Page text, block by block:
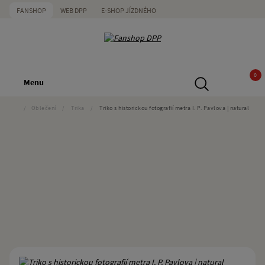
FANSHOP WEB DPP E-SHOP JÍZDNÉHO
Menu
0
Oblečení Trika Triko s historickou fotografií metra I. P. Pavlova | natural